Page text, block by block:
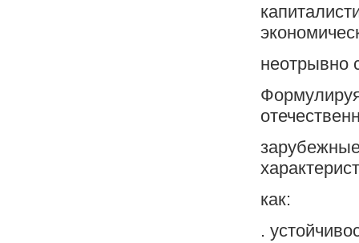
неотрывно
как:
.